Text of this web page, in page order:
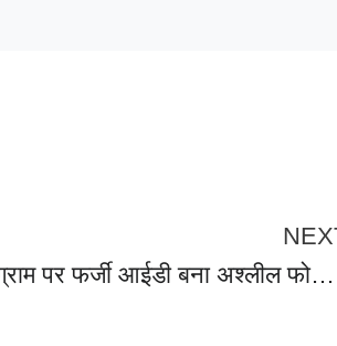
महिला की इस्टाग्राम पर फर्जी आईडी बना अश्लील फोटो वायरल करने वाले दो लोगों के खिलाफ मुकदमा दर्ज,पूर्व में दर्ज मुकदमा वापस नही लेने पर कोलकाता की महिला डाक्टर का हस्र करने की महिला को धमकी।